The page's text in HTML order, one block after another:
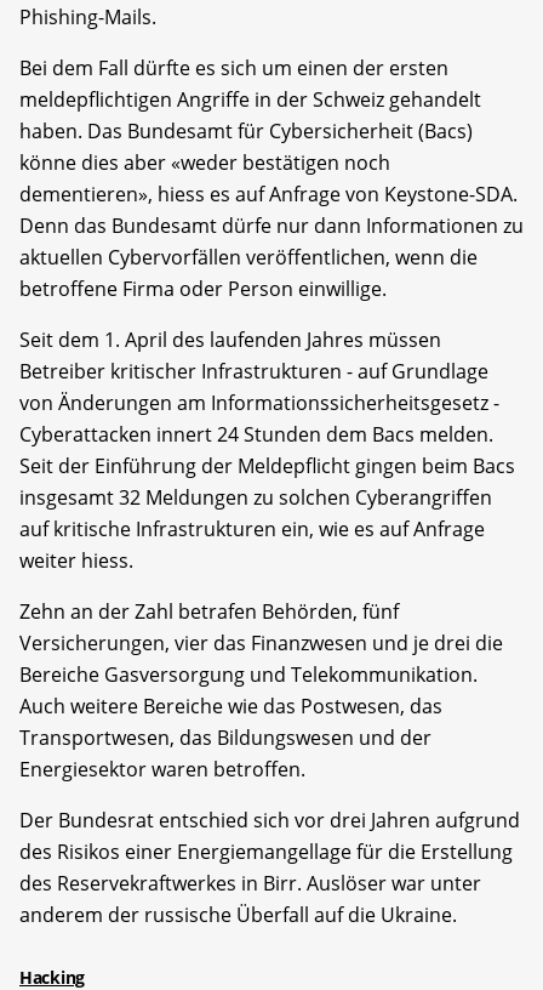
Phishing-Mails.
Bei dem Fall dürfte es sich um einen der ersten
meldepflichtigen Angriffe in der Schweiz gehandelt
haben. Das Bundesamt für Cybersicherheit (Bacs)
könne dies aber «weder bestätigen noch
dementieren», hiess es auf Anfrage von Keystone-SDA.
Denn das Bundesamt dürfe nur dann Informationen zu
aktuellen Cybervorfällen veröffentlichen, wenn die
betroffene Firma oder Person einwillige.
Seit dem 1. April des laufenden Jahres müssen
Betreiber kritischer Infrastrukturen - auf Grundlage
von Änderungen am Informationssicherheitsgesetz -
Cyberattacken innert 24 Stunden dem Bacs melden.
Seit der Einführung der Meldepflicht gingen beim Bacs
insgesamt 32 Meldungen zu solchen Cyberangriffen
auf kritische Infrastrukturen ein, wie es auf Anfrage
weiter hiess.
Zehn an der Zahl betrafen Behörden, fünf
Versicherungen, vier das Finanzwesen und je drei die
Bereiche Gasversorgung und Telekommunikation.
Auch weitere Bereiche wie das Postwesen, das
Transportwesen, das Bildungswesen und der
Energiesektor waren betroffen.
Der Bundesrat entschied sich vor drei Jahren aufgrund
des Risikos einer Energiemangellage für die Erstellung
des Reservekraftwerkes in Birr. Auslöser war unter
anderem der russische Überfall auf die Ukraine.
Hacking